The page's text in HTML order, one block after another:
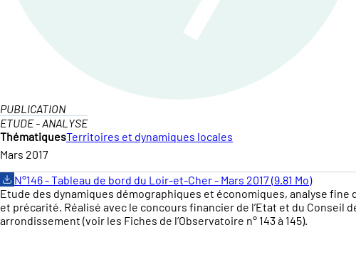
PUBLICATION
ETUDE - ANALYSE
ThématiquesTerritoires et dynamiques locales
Mars 2017
N°146 - Tableau de bord du Loir-et-Cher - Mars 2017 (9.81 Mo)
Etude des dynamiques démographiques et économiques, analyse
et précarité. Réalisé avec le concours financier de l’Etat et du Conseil
arrondissement (voir les Fiches de l’Observatoire n° 143 à 145).